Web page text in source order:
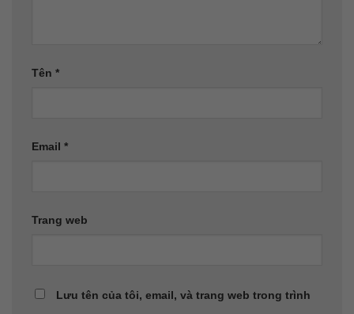
Tên *
Email *
Trang web
Lưu tên của tôi, email, và trang web trong trình